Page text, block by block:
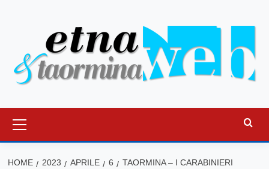
principale
HOME 2023 APRILE 6
TAORMINA – I CARABINIERI